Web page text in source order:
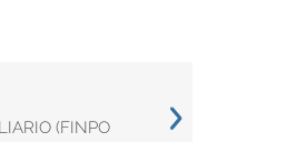
(FINPO